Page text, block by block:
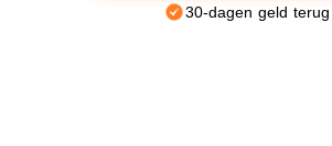
30-dagen geld